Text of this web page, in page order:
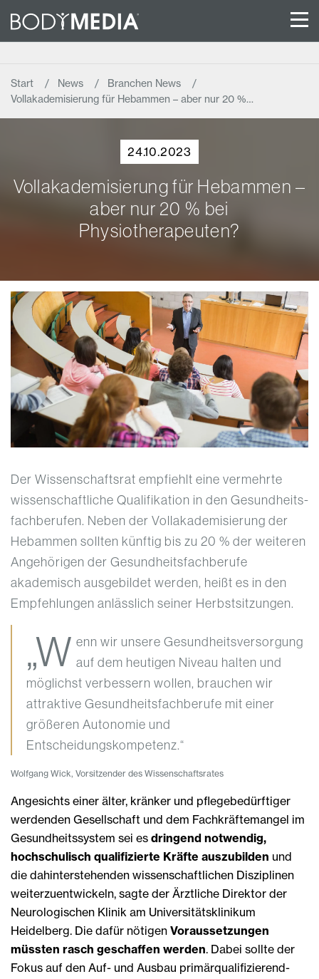
Start News
Branchen News
Vollakademisierung für Hebammen – aber nur 20 %…
24.10.2023
Vollakademisierung für Hebammen –
aber nur 20 % bei
Physiotherapeuten?
Der Wissenschaftsrat empfiehlt eine vermehrte
wissenschaftliche Qualifikation in den Gesundheits­
fachberufen. Neben der Vollakademisierung der
Hebammen sollten künftig bis zu 20 % der weiteren
Angehörigen der Gesundheitsfachberufe
akademisch ausgebildet werden, heißt es in den
Empfehlungen an­lässlich seiner Herbstsitzungen.
„W enn wir unsere Gesundheitsversorgung
auf dem heutigen Niveau halten und
möglichst verbessern wollen, brauchen wir
attraktive Gesundheitsfachberufe mit einer
größeren Autonomie und
Entscheidungskompetenz.“
Wolfgang Wick, Vorsitzender des Wissenschaftsrates
Angesichts einer älter, kränker und pflegebedürftiger
werdenden Gesellschaft und dem Fachkräftemangel im
Gesundheitssystem sei es dringend notwendig,
hochschulisch qualifizierte Kräfte auszubilden und
die dahin­terstehenden wissenschaftlichen Disziplinen
weiterzuentwickeln, sagte der Ärztliche Direktor der
Neurologi­schen Klinik am Universitätsklinikum
Heidelberg. Die dafür nötigen Voraussetzungen
müssten rasch geschaff­en werden. Dabei sollte der
Fokus auf den Auf- und Ausbau primärqualifizierend-